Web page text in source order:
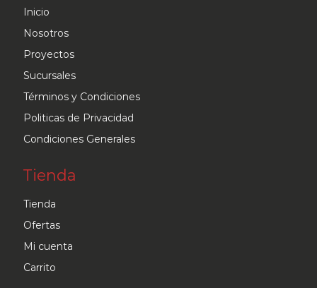
Inicio
Nosotros
Proyectos
Sucursales
Términos y Condiciones
Politicas de Privacidad
Condiciones Generales
Tienda
Tienda
Ofertas
Mi cuenta
Carrito